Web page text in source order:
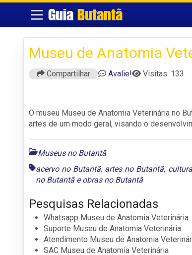
GuiaButantã
Museu de Anatomia
Compartilhar Avalie! Visitas: 133
O museu Museu de Anatomia Veterinária no
artes de um modo geral, visando o
Museus no Butantã
acervo no Butantã, artes no Butantã,
no Butantãeobras no Butantã
Pesquisas Relacionadas
Whatsapp Museu de Anatomia Veterinária
Suporte Museu de Anatomia Veterinária
Atendimento Museu de Anatomia
SAC Museu de Anatomia Veterinária